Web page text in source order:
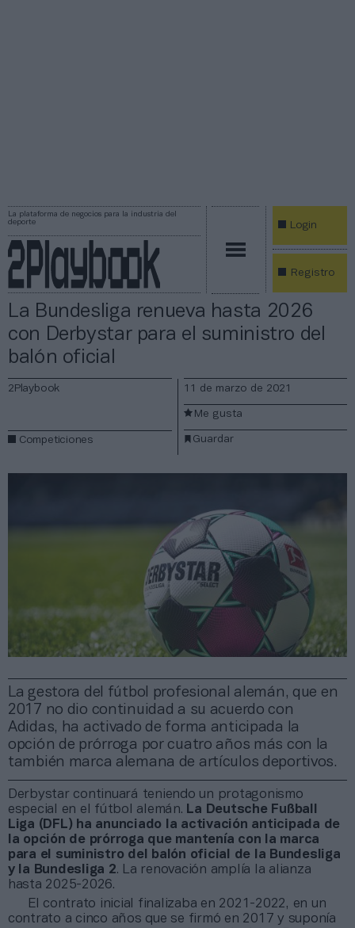
La plataforma de negocios para la industria del
deporte
Login
Registro
La Bundesliga renueva hasta 2026
con Derbystar para el suministro del
balón oficial
La gestora del fútbol profesional alemán, que en
2017 no dio continuidad a su acuerdo con
Adidas, ha activado de forma anticipada la
opción de prórroga por cuatro años más con la
también marca alemana de artículos deportivos.
2Playbook
Competiciones
11 de marzo de 2021
Guardar
Me gusta
Derbystar continuará teniendo un protagonismo
especial en el fútbol alemán. La Deutsche Fußball
Liga (DFL) ha anunciado la activación anticipada de
la opción de prórroga que mantenía con la marca
para el suministro del balón oficial de la Bundesliga
y la Bundesliga 2. La renovación amplía la alianza
hasta 2025-2026.
El contrato inicial finalizaba en 2021-2022, en un
contrato a cinco años que se firmó en 2017 y suponía